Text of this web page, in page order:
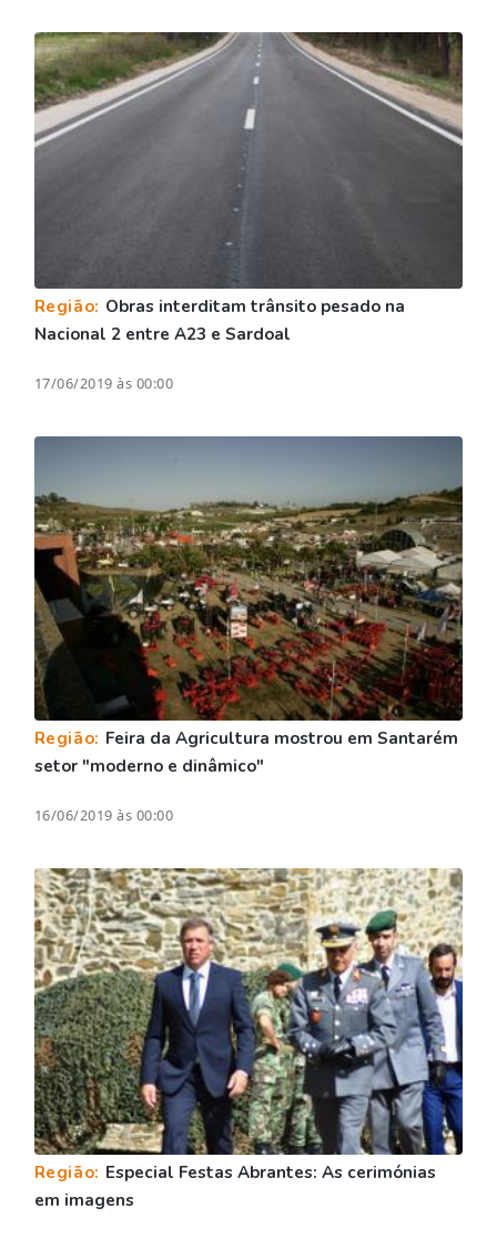
Região: Obras interditam trânsito pesado na
Nacional 2 entre A23 e Sardoal
17/06/2019 às 00:00
Região: Feira da Agricultura mostrou em Santarém
setor "moderno e dinâmico"
16/06/2019 às 00:00
Região: Especial Festas Abrantes: As cerimónias
em imagens